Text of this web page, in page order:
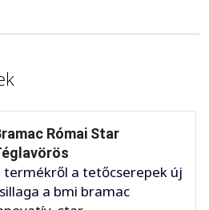
Római Star
termékről a tetőcserepek új
a bmi bramac